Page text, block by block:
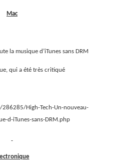
Mac
la musique d’iTunes sans DRM
qui a été très critiqué
High-Tech-Un-nouveau-
d-iTunes-sans-DRM.php